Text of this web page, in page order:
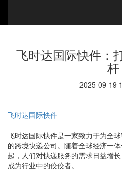
飞时达国际快件：
杆
2025-09-19
飞时达国际快件
飞时达国际快件是一家致力于为全
的跨境快递公司。随着全球经济一
起，人们对快递服务的需求日益增
成为行业中的佼佼者。